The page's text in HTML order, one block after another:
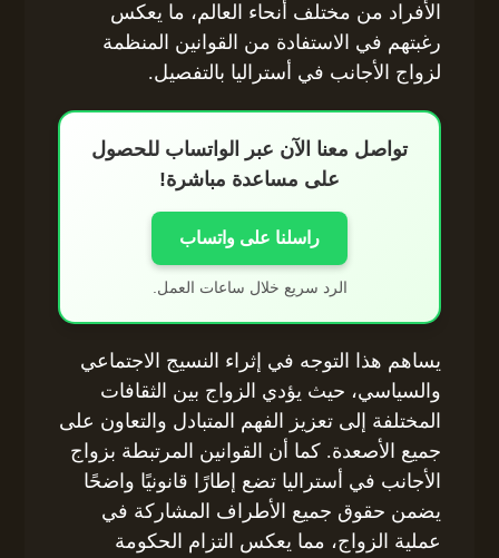
الأفراد من مختلف أنحاء العالم، ما يعكس
رغبتهم في الاستفادة من القوانين المنظمة
لزواج الأجانب في أستراليا بالتفصيل.
تواصل معنا الآن عبر الواتساب للحصول
على مساعدة مباشرة!
راسلنا على واتساب
الرد سريع خلال ساعات العمل.
يساهم هذا التوجه في إثراء النسيج الاجتماعي
والسياسي، حيث يؤدي الزواج بين الثقافات
المختلفة إلى تعزيز الفهم المتبادل والتعاون على
جميع الأصعدة. كما أن القوانين المرتبطة بزواج
الأجانب في أستراليا تضع إطارًا قانونيًا واضحًا
يضمن حقوق جميع الأطراف المشاركة في
عملية الزواج، مما يعكس التزام الحكومة